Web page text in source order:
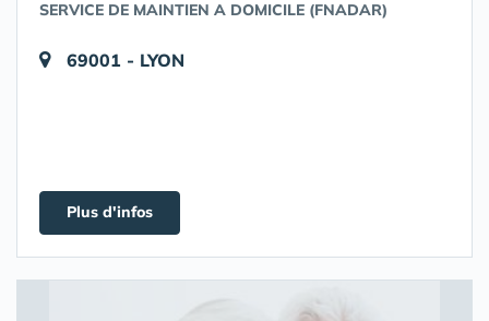
SERVICE DE MAINTIEN A DOMICILE (FNADAR)
69001 - LYON
Plus d'infos